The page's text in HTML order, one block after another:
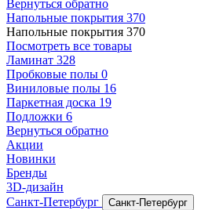
Вернуться обратно
Напольные покрытия 370
Напольные покрытия 370
Посмотреть все товары
Ламинат 328
Пробковые полы 0
Виниловые полы 16
Паркетная доска 19
Подложки 6
Вернуться обратно
Акции
Новинки
Бренды
3D-дизайн
Санкт-Петербург
Санкт-Петербург